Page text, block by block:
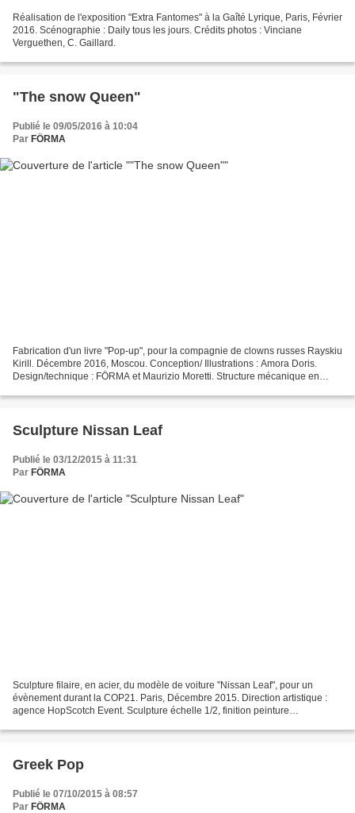
Réalisation de l'exposition "Extra Fantomes" à la Gaîté Lyrique, Paris, Février
2016. Scénographie : Daily tous les jours. Crédits photos : Vinciane
Verguethen, C. Gaillard.
"The snow Queen"
Publié le 09/05/2016 à 10:04
Par FÖRMA
Fabrication d'un livre "Pop-up", pour la compagnie de clowns russes Rayskiu
Kirill. Décembre 2016, Moscou. Conception/ Illustrations : Amora Doris.
Design/technique : FÖRMA et Maurizio Moretti. Structure mécanique en
Sculpture Nissan Leaf
Publié le 03/12/2015 à 11:31
Par FÖRMA
Sculpture filaire, en acier, du modèle de voiture "Nissan Leaf", pour un
évènement durant la COP21. Paris, Décembre 2015. Direction artistique :
agence HopScotch Event. Sculpture échelle 1/2, finition peinture
Greek Pop
Publié le 07/10/2015 à 08:57
Par FÖRMA